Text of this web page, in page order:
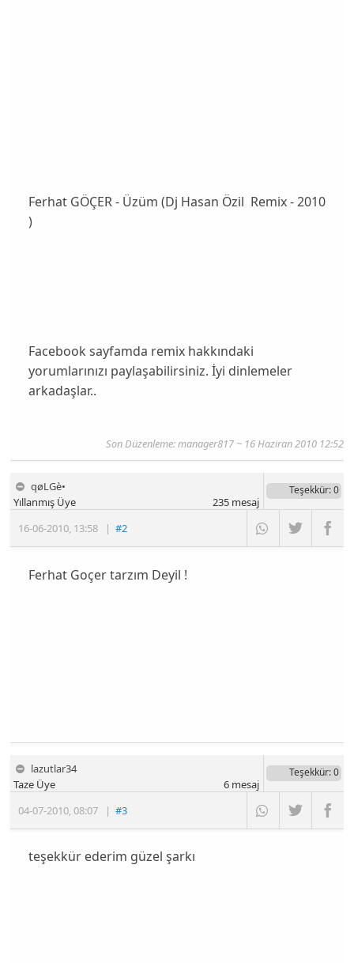
Ferhat GÖÇER - Üzüm (Dj Hasan Özil Remix - 2010
)
Facebook sayfamda remix hakkındaki
yorumlarınızı paylaşabilirsiniz. İyi dinlemeler
arkadaşlar..
Son Düzenleme:manager817~ 16 Haziran 2010 12:52
qøLGè•
16-06-2010, 13:58 |#2
Yıllanmış Üye
Teşekkür: 0
235mesaj
Ferhat Goçer tarzım Deyil !
lazutlar34
04-07-2010 ,08:07 |#3
Taze Üye
Teşekkür: 0
6mesaj
teşekkür ederim güzel şarkı